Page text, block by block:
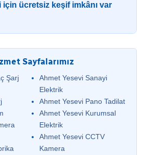
için ücretsiz keşif imkânı var
Sayfalarımız
Şarj
Ahmet Yesevi Sanayi
Elektrik
Ahmet Yesevi Pano Tadilat
Ahmet Yesevi Kurumsal
Elektrik
Ahmet Yesevi CCTV
Kamera